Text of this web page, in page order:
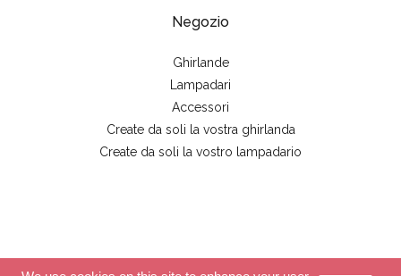
Negozio
Ghirlande
Lampadari
Accessori
Create da soli la vostra ghirlanda
Create da soli la vostro lampadario
© 2026 - La case de cousin Paul